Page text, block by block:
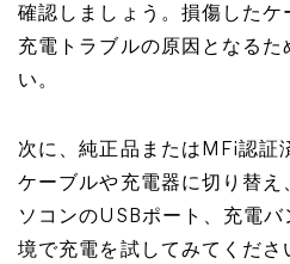
確認しましょう。損傷したケ
充電トラブルの原因となるた
い。
次に、純正品またはMFi認証
ケーブルや充電器に切り替
ソコンのUSBポート、充電
境で充電を試してみてくださ